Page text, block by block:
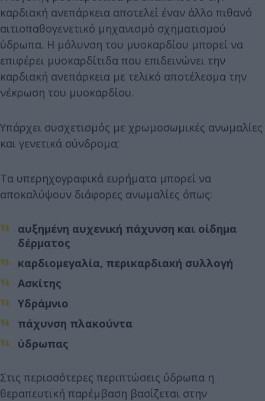
καρδιακή ανεπάρκεια αποτελεί έναν άλλο πιθανό
αιτιοπαθογενετικό μηχανισμό σχηματισμού
ύδρωπα. Η μόλυνση του μυοκαρδίου μπορεί να
επιφέρει μυοκαρδίτιδα που επιδεινώνει την
καρδιακή ανεπάρκεια με τελικό αποτέλεσμα την
νέκρωση του μυοκαρδίου.
Υπάρχει συσχετισμός με χρωμοσωμικές ανωμαλίες
και γενετικά σύνδρομα;
Τα υπερηχογραφικά ευρήματα μπορεί να
αποκαλύψουν διάφορες ανωμαλίες όπως:
αυξημένη αυχενική πάχυνση και οίδημα
δέρματος
καρδιομεγαλία, περικαρδιακή συλλογή
Ασκίτης
Υδράμνιο
πάχυνση πλακούντα
ύδρωπας
Στις περισσότερες περιπτώσεις ύδρωπα η
θεραπευτική παρέμβαση βασίζεται στην